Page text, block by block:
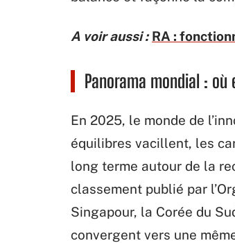
A voir aussi : RA :
Panorama mondial :
En 2025, le monde de
équilibres vacillent, les
long terme autour de la
classement publié par
Singapour, la Corée du
convergent vers une